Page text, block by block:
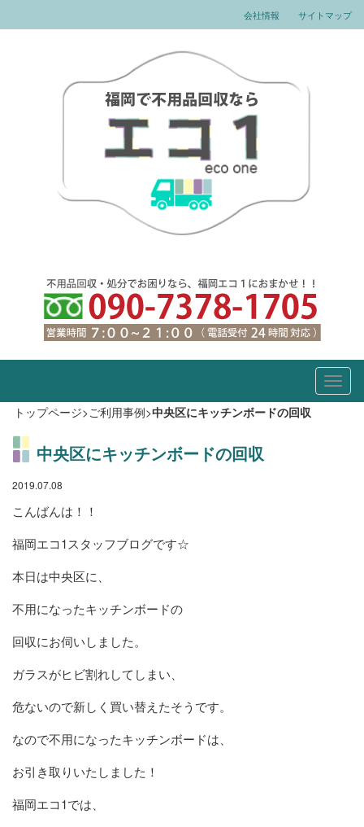
会社情報 サイトマップ
トップページ>ご利用事例>中央区にキッチンボードの回収
中央区にキッチンボードの回収
2019.07.08
こんばんは！！
福岡エコ1スタッフブログです☆
本日は中央区に、
不用になったキッチンボードの
回収にお伺いしました。
ガラスがヒビ割れしてしまい、
危ないので新しく買い替えたそうです。
なので不用になったキッチンボードは、
お引き取りいたしました！
福岡エコ1では、